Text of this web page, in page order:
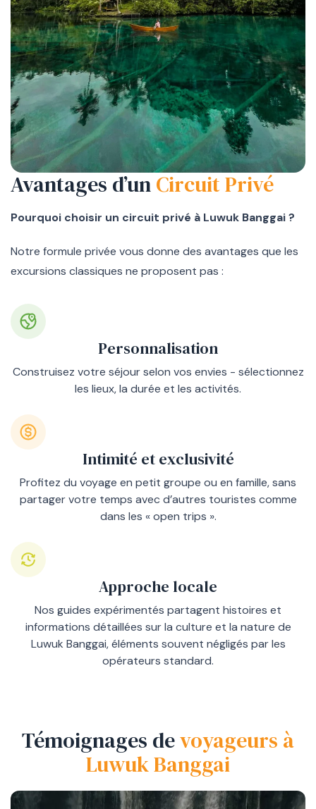
Avantages d’unCircuit Privé
Pourquoi choisir un circuit privé à Luwuk Banggai ?
Notre formule privée vous donne des avantages que les
excursions classiques ne proposent pas :
Personnalisation
Construisez votre séjour selon vos envies - sélectionnez
les lieux, la durée et les activités.
Intimité et exclusivité
Profitez du voyage en petit groupe ou en famille, sans
partager votre temps avec d’autres touristes comme
dans les « open trips ».
Approche locale
Nos guides expérimentés partagent histoires et
informations détaillées sur la culture et la nature de
Luwuk Banggai, éléments souvent négligés par les
opérateurs standard.
Témoignages devoyageurs à
Luwuk Banggai